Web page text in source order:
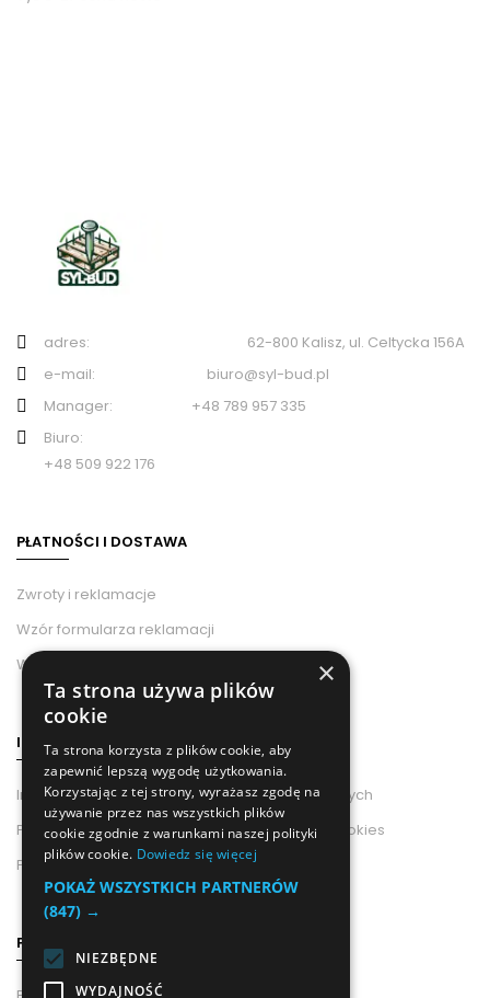
adres: 62-800 Kalisz, ul. Celtycka 156A
e-mail: biuro@syl-bud.pl
Manager: +48 789 957 335
Biuro:
+48 509 922 176
PŁATNOŚCI I DOSTAWA
Zwroty i reklamacje
Wzór formularza reklamacji
Wzór odstąpienia od umowy
INFORMACJE
Informacje od Administratora Danych Osobowych
Polityka Prywatności i Wykorzystania Plików Cookies
Polityka prywatności
POMOC
×
Ta strona używa plików
cookie
Ta strona korzysta z plików cookie, aby
zapewnić lepszą wygodę użytkowania.
Korzystając z tej strony, wyrażasz zgodę na
używanie przez nas wszystkich plików
cookie zgodnie z warunkami naszej polityki
plików cookie. Dowiedz się więcej
POKAŻ WSZYSTKICH PARTNERÓW
(847) →
NIEZBĘDNE
WYDAJNOŚĆ